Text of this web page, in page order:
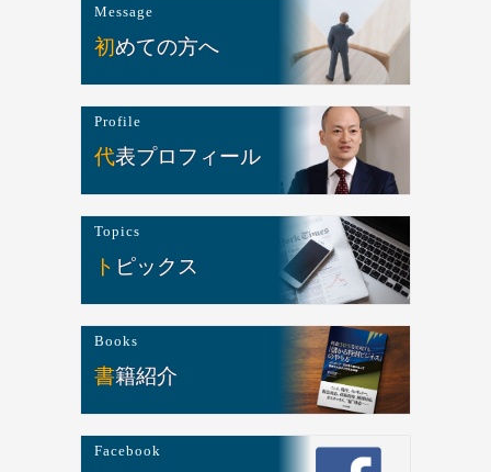
Message
初めての方へ
Profile
代表プロフィール
Topics
トピックス
Books
書籍紹介
Facebook